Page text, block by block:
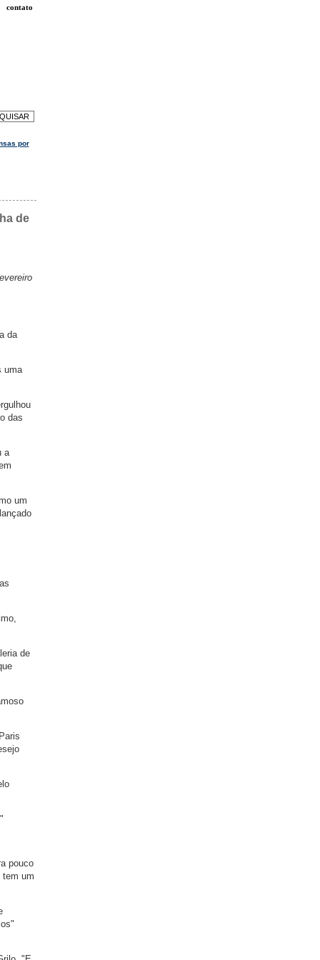
contato
por
de
da
uma
das
a
um
de
pouco
tem um